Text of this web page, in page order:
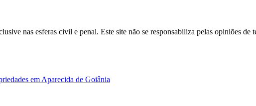
nas esferas civil e penal. Este site não se responsabiliza pelas opiniões